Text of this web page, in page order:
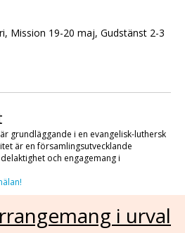
Mission 19-20 maj, Gudstänst 2-3
grundläggande i en evangelisk-luthersk
är en församlingsutvecklande
och engagemang i
i urval